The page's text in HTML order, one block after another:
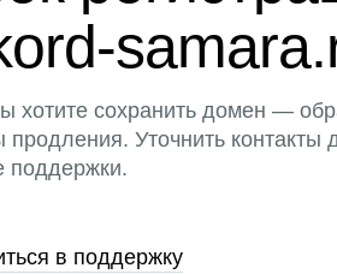
хотите сохранить домен —
продления. Уточнить контакты
поддержки.
в поддержку